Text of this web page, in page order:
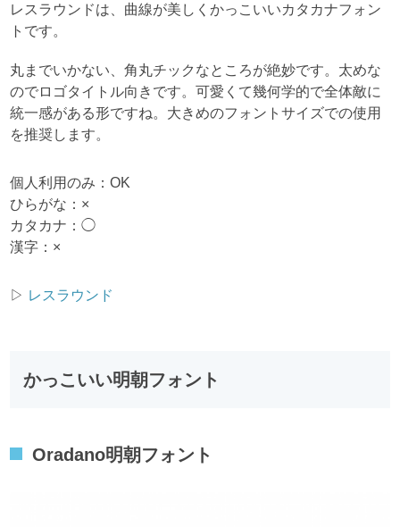
レスラウンドは、曲線が美しくかっこいいカタカナフォン
トです。
丸までいかない、角丸チックなところが絶妙です。太めな
のでロゴタイトル向きです。可愛くて幾何学的で全体敵に
統一感がある形ですね。大きめのフォントサイズでの使用
を推奨します。
個人利用のみ：OK
ひらがな：×
カタカナ：◯
漢字：×
▷ レスラウンド
かっこいい明朝フォント
Oradano明朝フォント